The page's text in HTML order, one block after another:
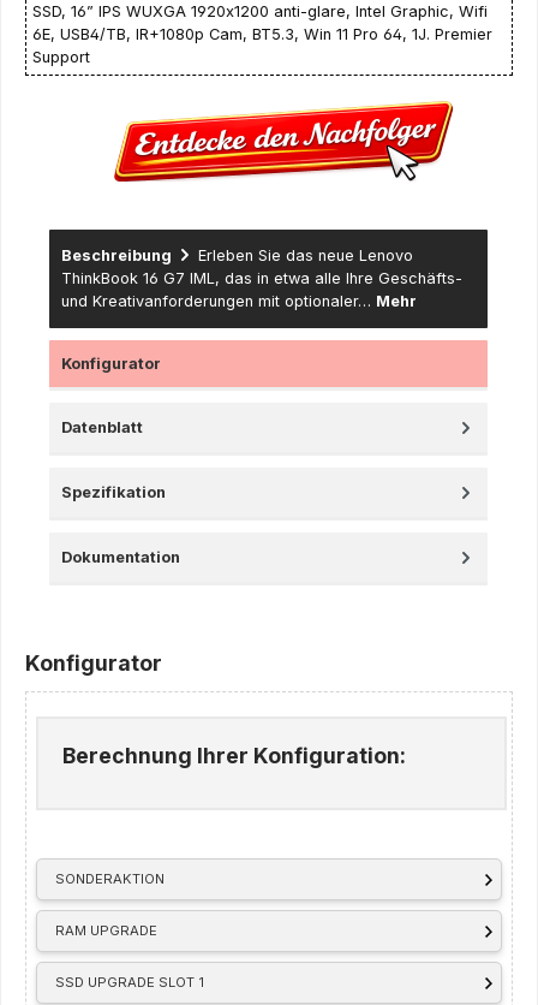
SSD, 16” IPS WUXGA 1920x1200 anti-glare, Intel Graphic, Wifi
6E, USB4/TB, IR+1080p Cam, BT5.3, Win 11 Pro 64, 1J. Premier
Support
Beschreibung
Erleben Sie das neue Lenovo
ThinkBook 16 G7 IML, das in etwa alle Ihre Geschäfts-
und Kreativanforderungen mit optionaler… Mehr
Konfigurator
Datenblatt
Spezifikation
Dokumentation
Konfigurator
SONDERAKTION
RAM UPGRADE
SSD UPGRADE SLOT 1
Berechnung Ihrer Konfiguration: